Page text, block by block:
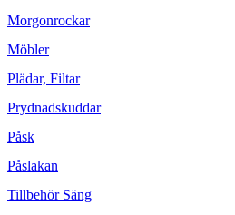
Morgonrockar
Möbler
Plädar, Filtar
Prydnadskuddar
Påsk
Påslakan
Tillbehör Säng